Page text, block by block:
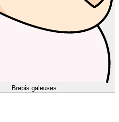
Brebis galeuses